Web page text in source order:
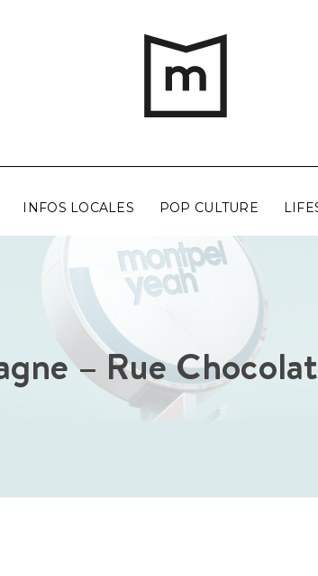
INFOS LOCALES POP CULTURE
– Rue